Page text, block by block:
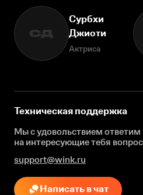
СД
Сурбхи
Джиоти
Актриса
Техническая поддержка
Мы с удовольствием ответим
на интересующиетебя
support@wink.ru
Написать в чат